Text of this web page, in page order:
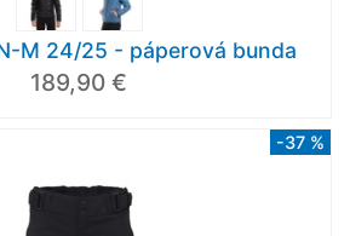
M 24/25 - páperová bunda
189,90 €
-37 %